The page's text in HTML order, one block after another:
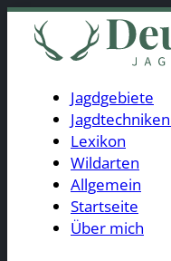
Jagdgebiete
Lexikon
Wildarten
Allgemein
Startseite
Über mich
Jagdgebiete
Lexikon
Wildarten